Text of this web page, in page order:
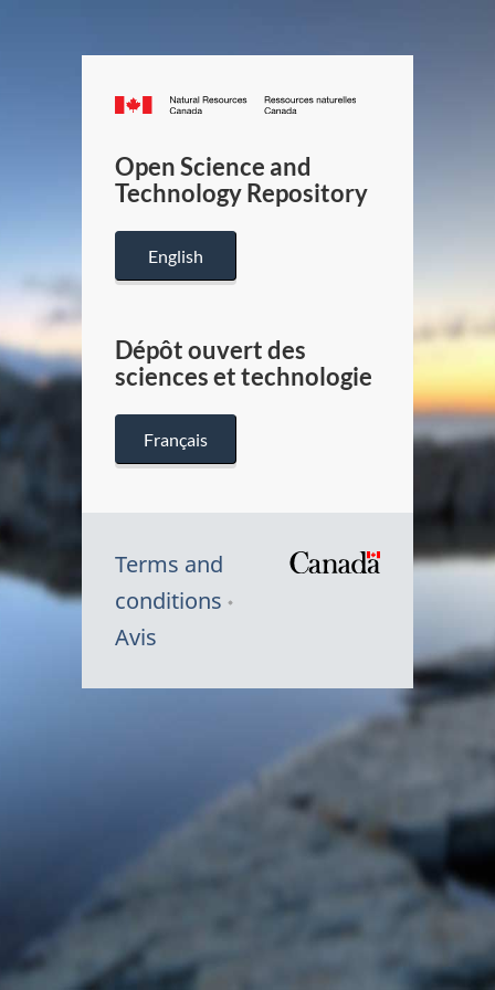
Canada.ca
/
Canada
Open Science and
Technology Repository
English
Dépôt ouvert des
sciences et technologie
Français
Terms and
conditions
Avis
du